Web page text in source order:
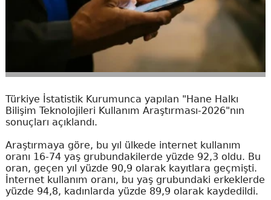
Türkiye İstatistik Kurumunca yapılan "Hane Halkı
Bilişim Teknolojileri Kullanım Araştırması-2026"nın
sonuçları açıklandı.
Araştırmaya göre, bu yıl ülkede internet kullanım
oranı 16-74 yaş grubundakilerde yüzde 92,3 oldu. Bu
oran, geçen yıl yüzde 90,9 olarak kayıtlara geçmişti.
İnternet kullanım oranı, bu yaş grubundaki erkeklerde
yüzde 94,8, kadınlarda yüzde 89,9 olarak kaydedildi.